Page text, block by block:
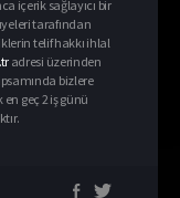
içerik sağlayıcı bir
tarafından
telif hakkı ihlal
adresi üzerinden
bizlere
geç 2 iş günü